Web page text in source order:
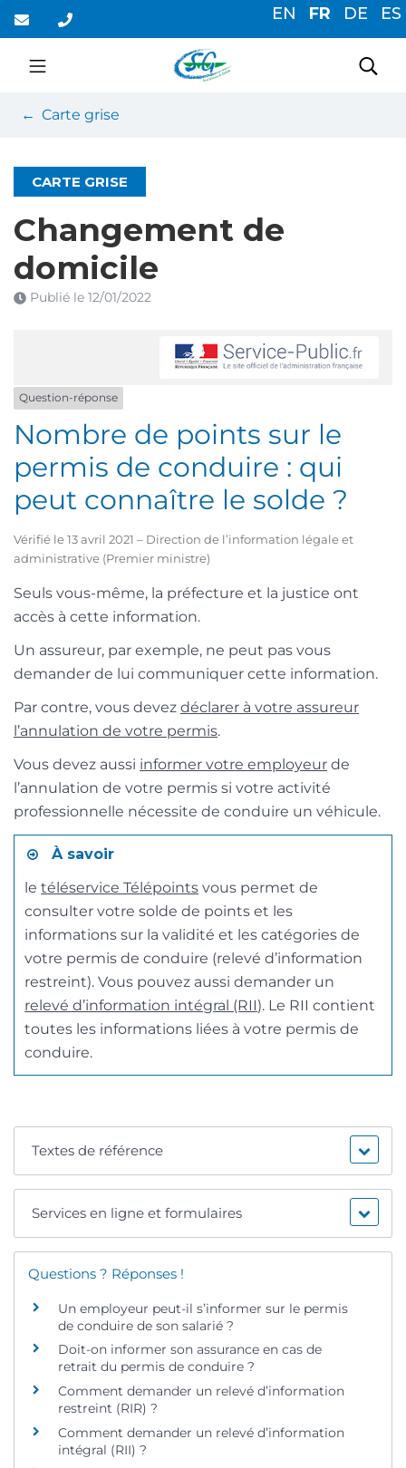
Aller
au
contenu
EN FR DE ES
Saint-Germain-du-
Carte grise
CARTE GRISE
Changement de
domicile
Publié le 12/01/2022
Question-réponse
Nombre de points sur le
permis de conduire : qui
peut connaître le solde ?
Vérifié le 13 avril 2021 – Direction de l’information légale et
administrative (Premier ministre)
Seuls vous-même, la préfecture et la justice ont
accès à cette information.
Un assureur, par exemple, ne peut pas vous
demander de lui communiquer cette information.
Par contre, vous devez déclarer à votre assureur
l’annulation de votre permis.
Vous devez aussi informer votre employeur de
l’annulation de votre permis si votre activité
professionnelle nécessite de conduire un véhicule.
À savoir
letéléservice Télépoints vous permet de
consulter votre solde de points et les
informations sur la validité et les catégories de
votre permis de conduire (relevé d’information
restreint). Vous pouvez aussi demander un
relevé d’information intégral (RII). Le RII contient
toutes les informations liées à votre permis de
conduire.
Textes de référence
Services en ligne et formulaires
Questions ? Réponses !
Un employeur peut-il s’informer sur le permis
de conduire de son salarié ?
Doit-on informer son assurance en cas de
retrait du permis de conduire ?
Comment demander un relevé d’information
restreint (RIR) ?
Comment demander un relevé d’information
intégral (RII) ?